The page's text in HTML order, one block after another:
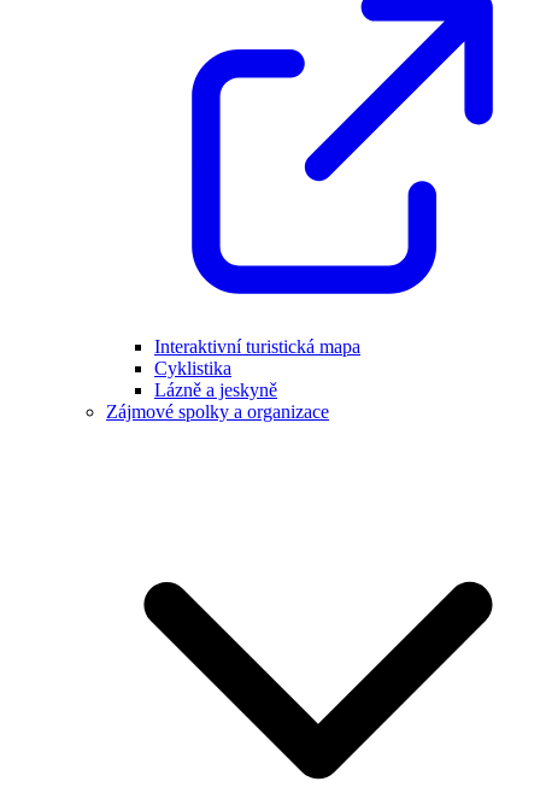
Interaktivní turistická mapa
Cyklistika
Lázně a jeskyně
Zájmové spolky a organizace